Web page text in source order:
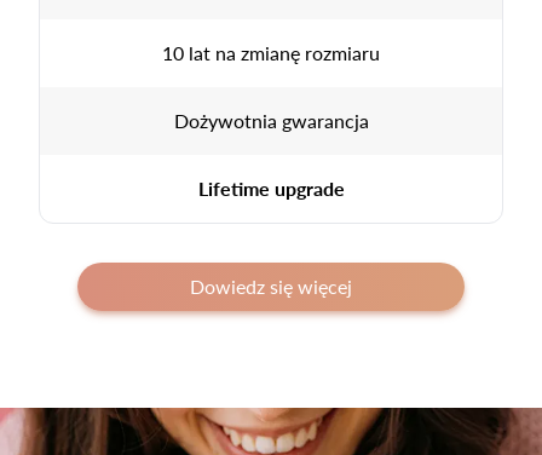
10 lat na zmianę rozmiaru
Dożywotnia gwarancja
Lifetime upgrade
Dowiedz się więcej